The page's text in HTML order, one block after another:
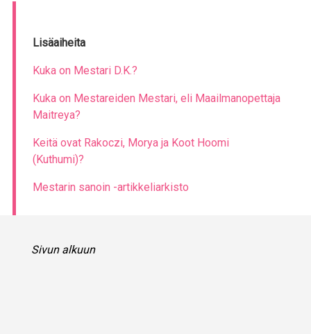
Lisäaiheita
Kuka on Mestari D.K.?
Kuka on Mestareiden Mestari, eli Maailmanopettaja
Maitreya?
Keitä ovat Rakoczi, Morya ja Koot Hoomi
(Kuthumi)?
Mestarin sanoin -artikkeliarkisto
Sivun alkuun